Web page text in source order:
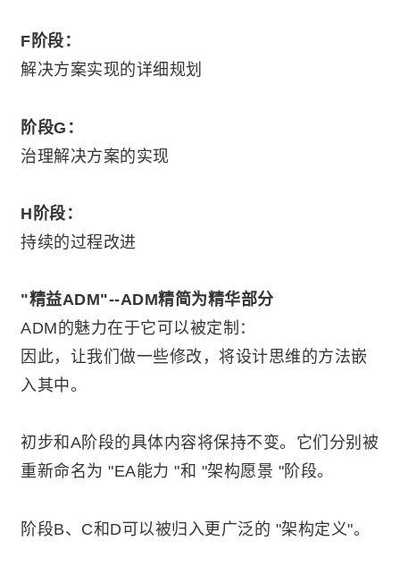
F阶段：
解决方案实现的详细规划
阶段G：
治理解决方案的实现
H阶段：
持续的过程改进
"精益ADM"--ADM精简为精华部分
ADM的魅力在于它可以被定制：
因此，让我们做一些修改，将设计思维的方法嵌
入其中。
初步和A阶段的具体内容将保持不变。它们分别被
重新命名为 "EA能力 "和 "架构愿景 "阶段。
阶段B、C和D可以被归入更广泛的 "架构定义"。